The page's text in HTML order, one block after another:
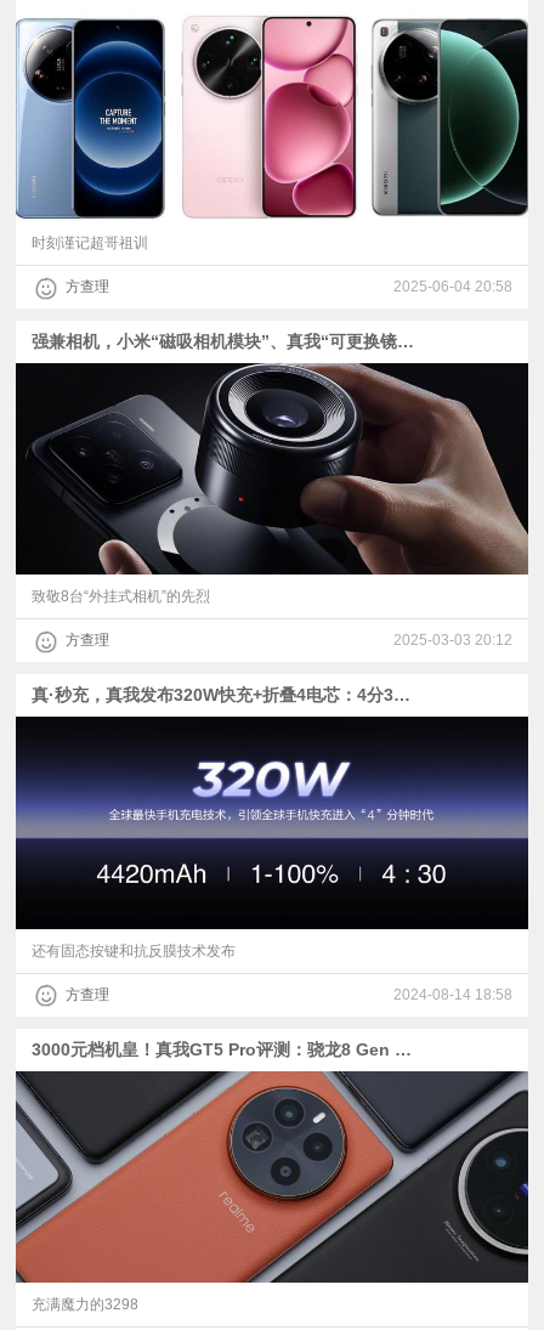
时刻谨记超哥祖训
方查理 2025-06-04 20:58
强兼相机，小米“磁吸相机模块”、真我“可更换镜头概念机”发布：外挂式相机的前世今生
致敬8台“外挂式相机”的先烈
方查理 2025-03-03 20:12
真·秒充，真我发布320W快充+折叠4电芯：4分30秒充满4420mAh电池
还有固态按键和抗反膜技术发布
方查理 2024-08-14 18:58
3000元档机皇！真我GT5 Pro评测：骁龙8 Gen 3+IMX890长焦的骑脸开大
充满魔力的3298